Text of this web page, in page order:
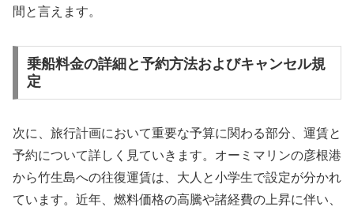
間と言えます。
乗船料金の詳細と予約方法およびキャンセル規
定
次に、旅行計画において重要な予算に関わる部分、運賃と
予約について詳しく見ていきます。オーミマリンの彦根港
から竹生島への往復運賃は、大人と小学生で設定が分かれ
ています。近年、燃料価格の高騰や諸経費の上昇に伴い、